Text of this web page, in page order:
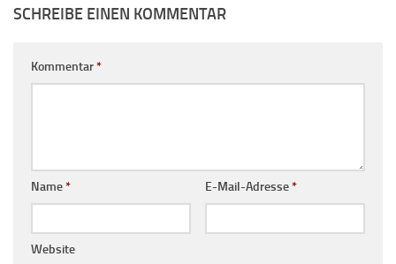
SCHREIBE EINEN KOMMENTAR
Kommentar*
Name* E-Mail-Adresse*
Website